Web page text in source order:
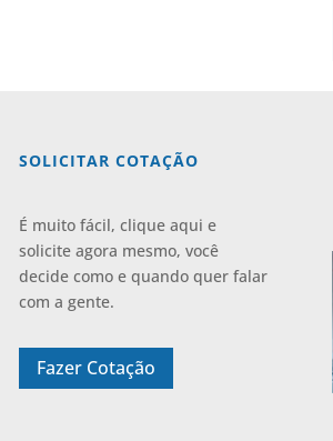
SOLICITAR COTAÇÃO
É muito fácil, clique aqui e
solicite agora mesmo, você
decide como e quando quer falar
com a gente.
Fazer Cotação